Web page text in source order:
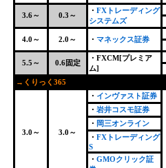
3.6～ 0.3～
・ FXトレーディング
システムズ
4.0～ 2.0～ ・ マネックス証券
5.5～ 0.6固定
・FXCM[プレミア
ム]
→くりっく365
3.0～ 3.0～
・ インヴァスト証券
・ 岩井コスモ証券
・ 岡三オンライン
・ FXトレーディング
S
・ GMOクリック証